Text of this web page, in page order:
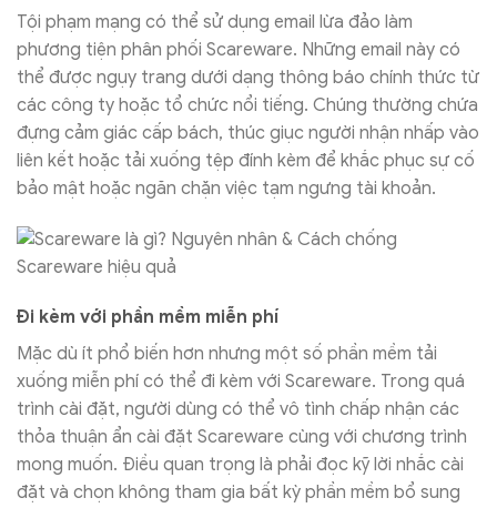
Tội phạm mạng có thể sử dụng email lừa đảo làm
phương tiện phân phối Scareware. Những email này có
thể được ngụy trang dưới dạng thông báo chính thức từ
các công ty hoặc tổ chức nổi tiếng. Chúng thường chứa
đựng cảm giác cấp bách, thúc giục người nhận nhấp vào
liên kết hoặc tải xuống tệp đính kèm để khắc phục sự cố
bảo mật hoặc ngăn chặn việc tạm ngưng tài khoản.
Đi kèm với phần mềm miễn phí
Mặc dù ít phổ biến hơn nhưng một số phần mềm tải
xuống miễn phí có thể đi kèm với Scareware. Trong quá
trình cài đặt, người dùng có thể vô tình chấp nhận các
thỏa thuận ẩn cài đặt Scareware cùng với chương trình
mong muốn. Điều quan trọng là phải đọc kỹ lời nhắc cài
đặt và chọn không tham gia bất kỳ phần mềm bổ sung